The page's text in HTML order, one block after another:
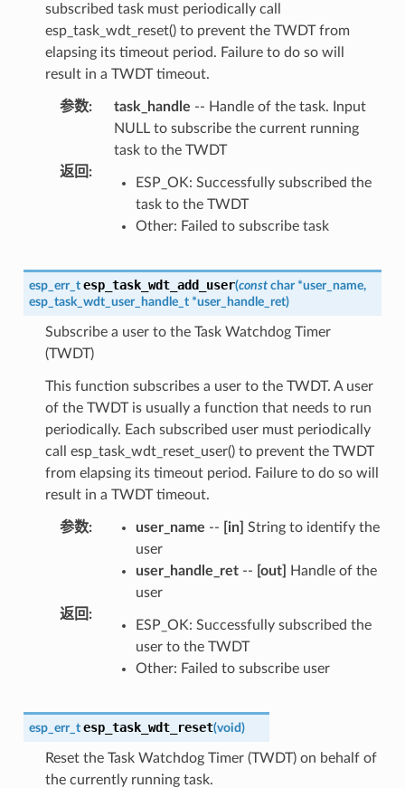
subscribed task must periodically call
esp_task_wdt_reset() to prevent the TWDT from
elapsing its timeout period. Failure to do so will
result in a TWDT timeout.
参数: task_handle -- Handle of the task. Input
NULL to subscribe the current running
task to the TWDT
返回 :
ESP_OK: Successfully subscribed the
task to the TWDT
Other: Failed to subscribe task
esp_err_t esp_task_wdt_add_user(const char *user_name,
esp_task_wdt_user_handle_t *user_handle_ret)
Subscribe a user to the Task Watchdog Timer
(TWDT)
This function subscribes a user to the TWDT. A user
of the TWDT is usually a function that needs to run
periodically. Each subscribed user must periodically
call esp_task_wdt_reset_user() to prevent the TWDT
from elapsing its timeout period. Failure to do so will
result in a TWDT timeout.
参数: user_name -- [in] String to identify the
user
user_handle_ret-- [out]
Handle of the
user
返回 :
ESP_OK: Successfully subscribed the
user to the TWDT
Other: Failed to subscribe user
esp_err_t esp_task_wdt_reset(void)
Reset the Task Watchdog Timer (TWDT) on behalf of
the currently running task.